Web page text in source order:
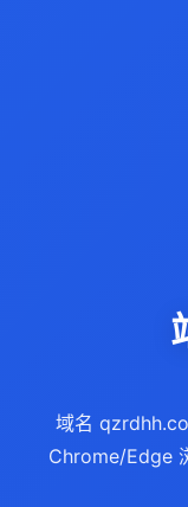
域名
Chrome/Edge